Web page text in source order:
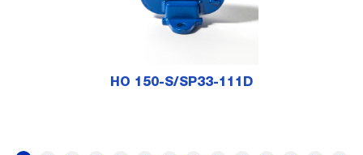
HO 150-S/SP33-111D